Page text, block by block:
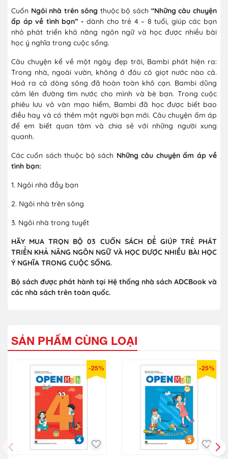
Cuốn Ngôi nhà trên sông thuộc bộ sách “Những câu chuyện
ấp áp về tình bạn” - dành cho trẻ 4 – 8 tuổi, giúp các bạn
nhỏ phát triển khả năng ngôn ngữ và học được nhiều bài
học ý nghĩa trong cuộc sống.
Câu chuyện kể về một ngày đẹp trời, Bambi phát hiện ra:
Trong nhà, ngoài vườn, không ở đâu có giọt nước nào cả.
Hoá ra cả dòng sông đã hoàn toàn khô cạn. Bambi dũng
cảm lên đường tìm nước cho mình và bè bạn. Trong cuộc
phiêu lưu vô vàn mạo hiểm, Bambi đã học được biết bao
điều hay và có thêm một người bạn mới. Câu chuyện ấm áp
để em biết quan tâm và chia sẻ với những người xung
quanh.
Các cuốn sách thuộc bộ sách Những câu chuyện ấm áp về
tình bạn:
1. Ngôi nhà đầy bạn
2. Ngôi nhà trên sông
3. Ngôi nhà trong tuyết
HÃY MUA TRỌN BỘ 03 CUỐN SÁCH ĐỂ GIÚP TRẺ PHÁT
TRIỂN KHẢ NĂNG NGÔN NGỮ VÀ HỌC ĐƯỢC NHIỀU BÀI HỌC
Ý NGHĨA TRONG CUỘC SỐNG.
Bộ sách được phát hành tại Hệ thống nhà sách ADCBook và
các nhà sách trên toàn quốc.
SẢN PHẨM CÙNG LOẠI
-25% -25%